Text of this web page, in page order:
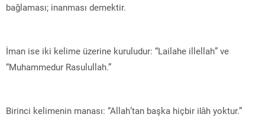
bağlaması; inanması demektir.
İman ise iki kelime üzerine kuruludur: “Lailahe illellah” ve
“Muhammedur Rasulullah.”
Birinci kelimenin manası: “Allah’tan başka hiçbir ilâh yoktur.”